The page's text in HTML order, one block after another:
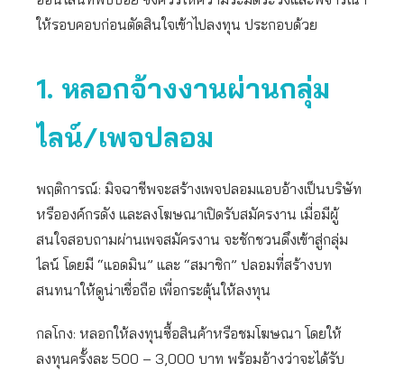
ให้รอบคอบก่อนตัดสินใจเข้าไปลงทุน ประกอบด้วย
1. หลอกจ้างงานผ่านกลุ่ม
ไลน์/เพจปลอม
พฤติการณ์: มิจฉาชีพจะสร้างเพจปลอมแอบอ้างเป็นบริษัท
หรือองค์กรดัง และลงโฆษณาเปิดรับสมัครงาน เมื่อมีผู้
สนใจสอบถามผ่านเพจสมัครงาน จะชักชวนดึงเข้าสู่กลุ่ม
ไลน์ โดยมี “แอดมิน” และ “สมาชิก” ปลอมที่สร้างบท
สนทนาให้ดูน่าเชื่อถือ เพื่อกระตุ้นให้ลงทุน
กลโกง: หลอกให้ลงทุนซื้อสินค้าหรือชมโฆษณา โดยให้
ลงทุนครั้งละ 500 – 3,000 บาท พร้อมอ้างว่าจะได้รับ